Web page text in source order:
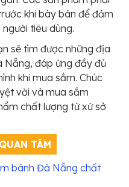
khi bày bán để đảm
tiêu dùng.
sẽ tìm được những địa
Nẵng, đáp ứng đầy đủ
khi mua sắm. Chúc
vời và mua sắm
chất lượng từ xứ sở
TÂM
bánh Đà Nẵng chất